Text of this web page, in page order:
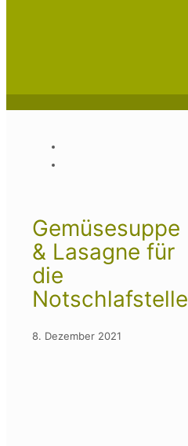
Gemüsesuppe
& Lasagne für
die
Notschlafstelle
8. Dezember 2021